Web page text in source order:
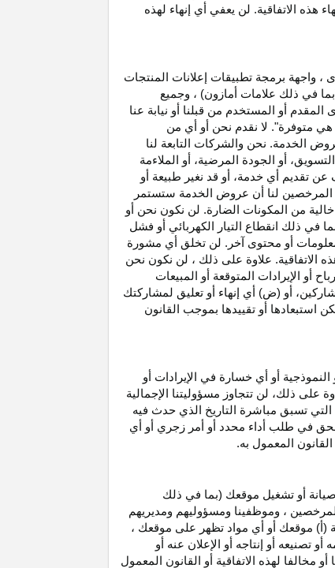
هذه الاتفاقية. لن يعفي أي إنهاء لهذه
واجهة برمجة تطبيقات إعلانات المنتجات
(بما في ذلك علامات أمازون) ، وجميع
أو المستخدم من قبلنا أو نيابة عنا
هي متوفرة". لا نقدم نحن أو أي من
الخدمة. نحن والشركات التابعة لنا
أو الجودة المرضية، أو الملاءمة
تقديم أي خدمة، أو قد نغير طبيعة أو
لنا أن عروض الخدمة ستستمر
من المكونات الضارة. لن نكون نحن أو
في ذلك انقطاع
التيار الكهربائي أو فشل
أو محتوى آخر. لن تخلق أي مشورة
علاوة على ذلك ، لن نكون نحن
أو الإيرادات المتوقعة أو المبيعات
، أو (ض) أي إنهاء أو تعليق لمشاركتك
استبعادها أو تقييدها بموجب القانون
النموذجية أو أي خسارة في الإيرادات أو
على ذلك، لن تتجاوز مسؤوليتنا الإجمالية
تسبق مباشرة التاريخ الذي حدث فيه
في طلب أداء محدد أو أمر زجري أو أي
المعمول به.
أو تشغيل موقعك (بما في ذلك
، وموظفينا ومسؤوليهم ومديريهم
(أ) موقعك أو أي مواد تظهر على موقعك ،
أو إنتاجه أو الإعلان عنه أو
لهذه الاتفاقية أو القانون المعمول